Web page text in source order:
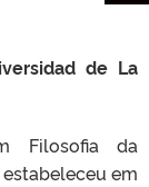
de La
Filosofia da
em